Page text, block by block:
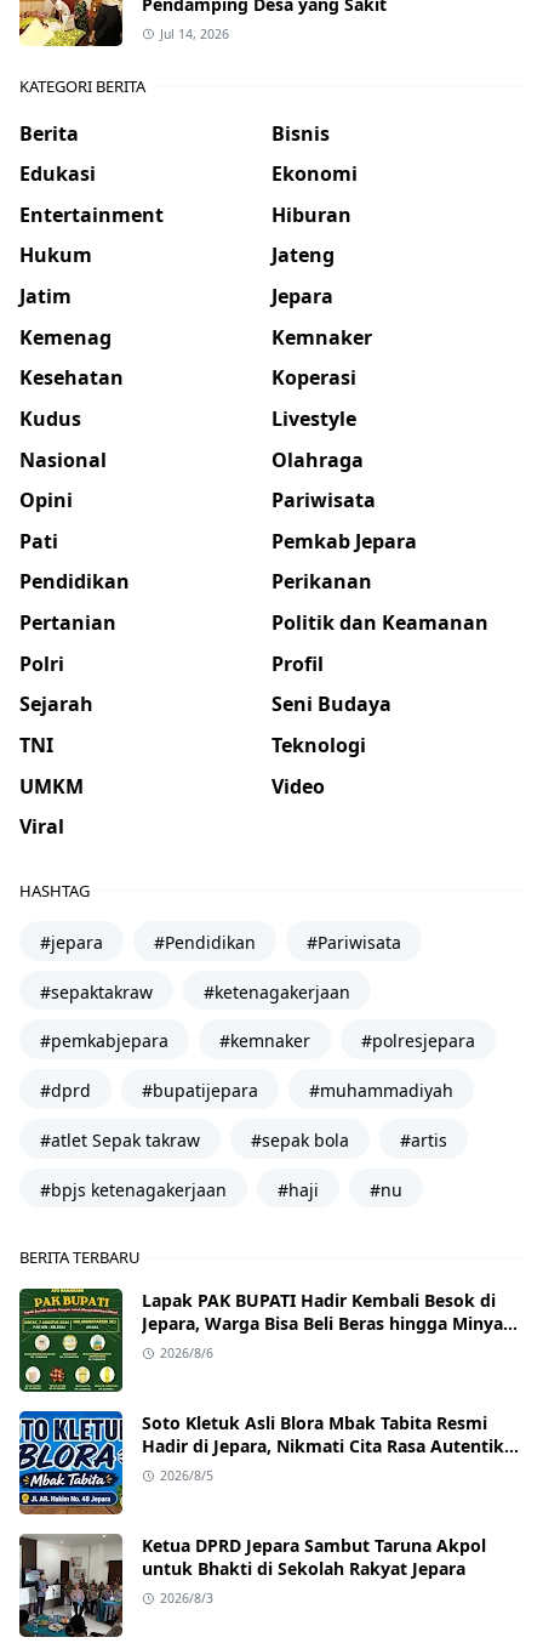
Jul 14, 2026
KATEGORI BERITA
Berita
Bisnis
Edukasi
Ekonomi
Entertainment
Hiburan
Hukum
Jateng
Jatim
Jepara
Kemenag
Kemnaker
Kesehatan
Koperasi
Kudus
Livestyle
Nasional
Olahraga
Opini
Pariwisata
Pati
Pemkab Jepara
Pendidikan
Perikanan
Pertanian
Politik dan Keamanan
Polri
Profil
Sejarah
Seni Budaya
TNI
Teknologi
UMKM
Video
Viral
HASHTAG
#jepara #Pendidikan #Pariwisata
#sepaktakraw #ketenagakerjaan
#pemkabjepara #kemnaker #polresjepara
#dprd #bupatijepara #muhammadiyah
#atlet Sepak takraw #sepak bola #artis
#bpjs ketenagakerjaan #haji #nu
BERITA TERBARU
Lapak PAK BUPATI Hadir Kembali Besok di
Jepara, Warga Bisa Beli Beras hingga Minyak
Goreng dengan Harga Terjangkau
2026/8/6
Soto Kletuk Asli Blora Mbak Tabita Resmi
Hadir di Jepara, Nikmati Cita Rasa Autentik
Mulai Rp10 Ribu
2026/8/5
Ketua DPRD Jepara Sambut Taruna Akpol
untuk Bhakti di Sekolah Rakyat Jepara
2026/8/3